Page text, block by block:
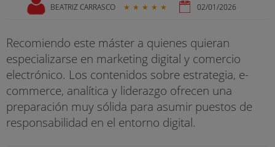
BEATRIZ CARRASCO ★ ★ ★ ★ ★ 02/01/2026
Recomiendo este máster a quienes quieran
especializarse en marketing digital y comercio
electrónico. Los contenidos sobre estrategia, e-
commerce, analítica y liderazgo ofrecen una
preparación muy sólida para asumir puestos de
responsabilidad en el entorno digital.